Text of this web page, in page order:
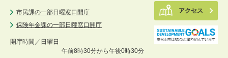
市民課の一部日曜窓口開庁
保険年金課の一部日曜窓口開庁
開庁時間／ 日曜日
午前8時30分から午後0時30分
アクセス